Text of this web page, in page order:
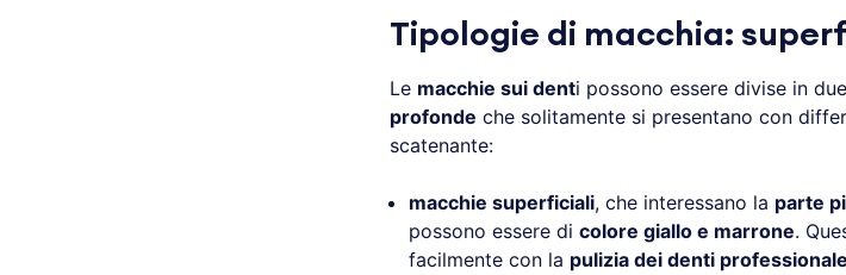
Tipologie di macchia:
Le macchie sui denti possono essere divise in
profonde che solitamente si presentano con
scatenante:
macchie superficiali, che interessano la parte
possono essere di colore giallo e marrone.
facilmente con la pulizia dei denti professionale